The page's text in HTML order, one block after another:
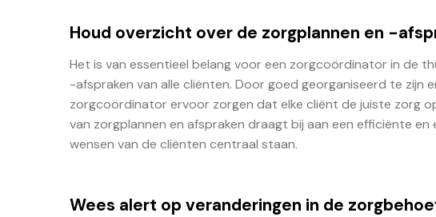
Houd overzicht over de zorgplannen en -
Het is van essentieel belang voor een zorgcoördinator in de
-afspraken van alle cliënten. Door goed georganiseerd te zijn
zorgcoördinator ervoor zorgen dat elke cliënt de juiste zorg
van zorgplannen en afspraken draagt bij aan een efficiënte
wensen van de cliënten centraal staan.
Wees alert op veranderingen in de